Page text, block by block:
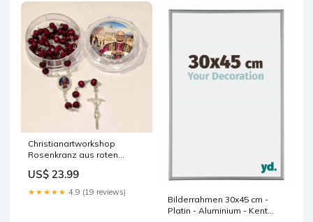
Dreifaltigkeit & Mutter des
Guten Rates
Christianartworkshop
Rosenkranz aus roten
an Papst Leo XIV.: Ein
spiritueller Schatz Crucifix
US$ 23.99
★★★★★ 4.9 (19 reviews)
Bilderrahmen 30x45 cm -
Platin - Aluminium - Kent